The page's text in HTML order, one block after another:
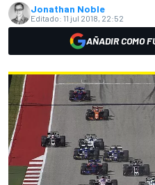
Jonathan Noble
Editado: 11 jul 2018, 22:52
AÑADIR COMO